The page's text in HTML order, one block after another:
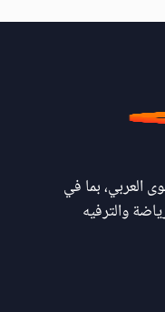
العربي، بما في
والترفيه